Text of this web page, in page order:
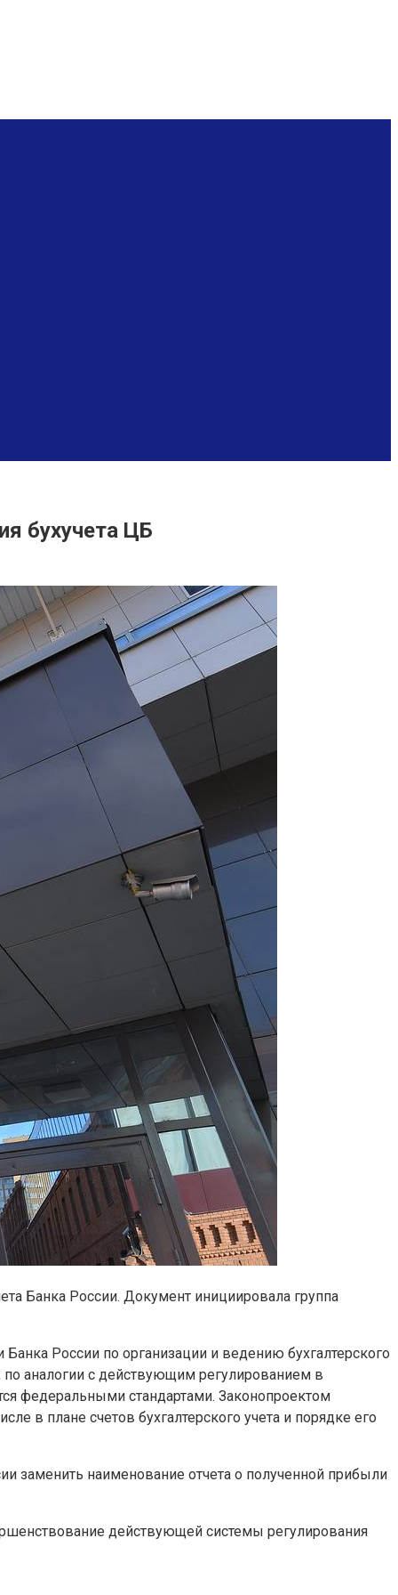
бухучета ЦБ
Банка России. Документ инициировала группа
России по организации и ведению бухгалтерского
по аналогии с действующим регулированием в
федеральными стандартами. Законопроектом
в плане счетов бухгалтерского учета и порядке его
заменить наименование отчета о полученной прибыли
действующей системы регулирования